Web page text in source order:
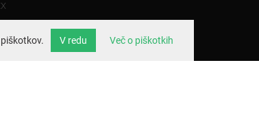
V redu Več o piškotkih